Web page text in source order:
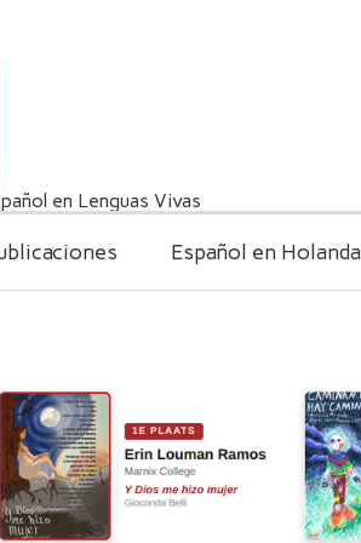
en Lenguas Vivas
Español en Holanda